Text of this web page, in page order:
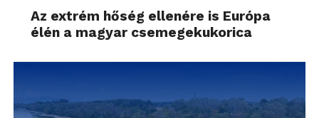
Az extrém hőség ellenére is Európa
élén a magyar csemegekukorica